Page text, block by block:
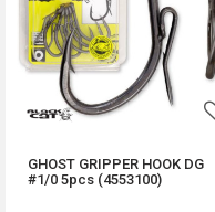
GHOST GRIPPER HOOK DG
#1/0 5pcs (4553100)